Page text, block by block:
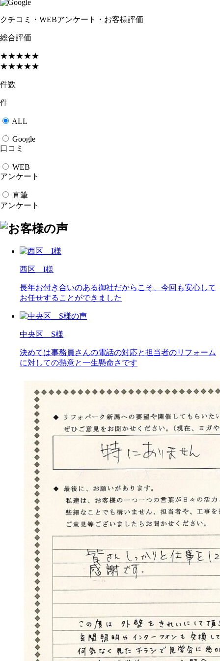
クチコミ・WEBアンケート・お客様評価
総合評価
★★★★★
★★★★★
件数
件
ALL
Google
口コミ
WEB
アンケート
直筆
アンケート
西区 I様
長年お付き合いのある御社だからこそ、今回も安心して
お任せすることができました
中央区 S様
決めては事務員さんの電話の対応と担当者のリフォーム
に対しての熱意と一生懸命さです